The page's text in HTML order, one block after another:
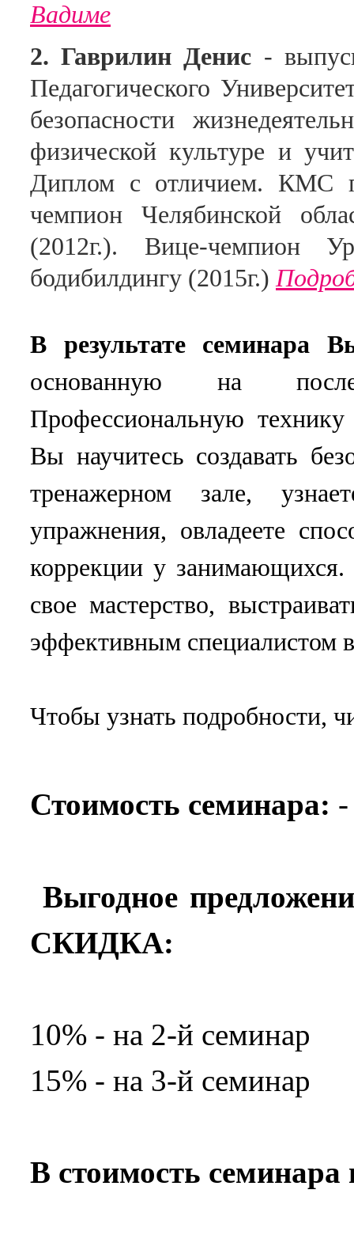
Вадиме
2. Гаврилин Денис - в
Педагогического
безопасности
физической культуре и
Диплом с отличием. КМС
чемпион Челябинской
(2012г.). Вице-чемпион
бодибилдингу (2015г.)
В результате семинара
основанную на
Профессиональную
Вы научитесь создавать
тренажерном зале,
упражнения, овладеете
коррекции у
свое мастерство,
эффективным специалистом
Чтобы узнать подробности,
Стоимость семинара:
Выгодное
СКИДКА:
10% - на 2-й семинар
15% - на 3-й семинар
В стоимость